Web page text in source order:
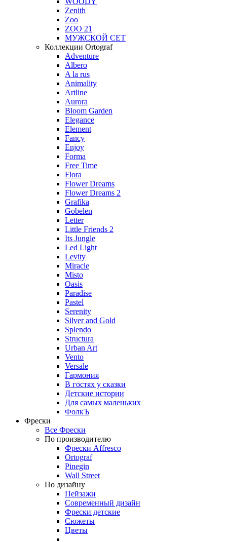
Zenith
Zoo
ZOO 21
МУЖСКОЙ СЕТ
Коллекции Ortograf
Adventure
Albero
A la rus
Animality
Artline
Aurora
Bloom Garden
Elegance
Element
Fancy
Enjoy
Forma
Free Time
Flora
Flower Dreams
Flower Dreams 2
Grafika
Gobelen
Letter
Little Friends 2
Its Jungle
Led Light
Levity
Miracle
Misto
Oasis
Paradise
Pastel
Serenity
Silver and Gold
Splendo
Structura
Urban Art
Vento
Versale
Гармония
В гостях у сказки
Детские истории
Для самых маленьких
ФолкЪ
Фрески
Все Фрески
По производителю
Фрески Affresco
Ortograf
Pinegin
Wall Street
По дизайну
Пейзажи
Современный дизайн
Фрески детские
Сюжеты
Цветы